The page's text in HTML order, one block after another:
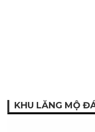
KHU LĂNG MỘ